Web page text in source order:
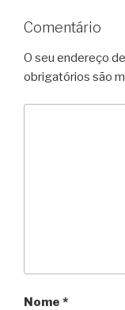
Comentário
O seu endereço
obrigatórios são
Nome *